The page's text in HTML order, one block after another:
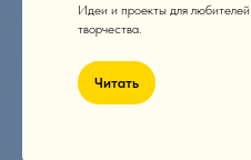
Идеи и проекты для
творчества.
Читать